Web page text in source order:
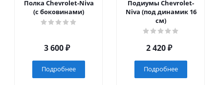
Полка Chevrolet-Niva
(с боковинами)
3 600₽
Подробнее
Подиумы Chevrolet-
Niva (под динамик 16
см)
2 420₽
Подробнее